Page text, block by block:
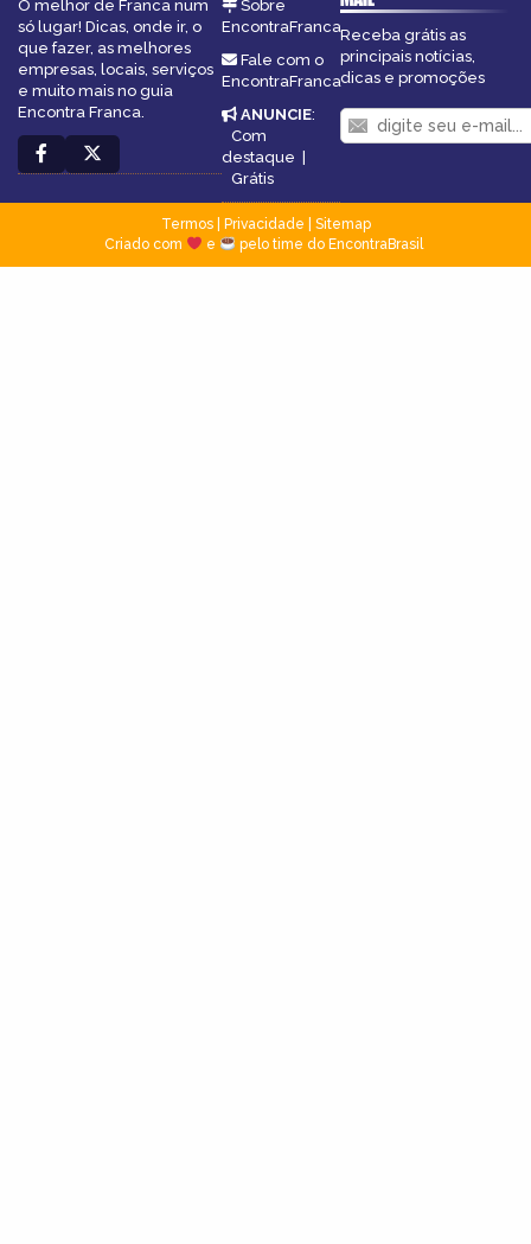
O melhor de Franca num
só lugar! Dicas, onde ir, o
que fazer, as melhores
empresas, locais, serviços
e muito mais no guia
Encontra Franca.
Sobre
EncontraFranca
Fale com o
EncontraFranca
ANUNCIE:
Com
destaque
Grátis
Receba grátis as
principais notícias,
dicas e promoções
Termos| Privacidade
Sitemap
Criado com
e pelo time do EncontraBrasil